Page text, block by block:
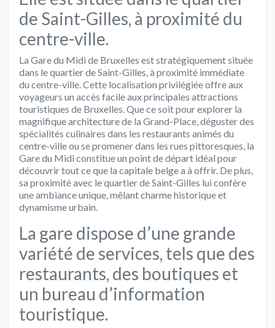
de Saint-Gilles, à proximité du
centre-ville.
La Gare du Midi de Bruxelles est stratégiquement située
dans le quartier de Saint-Gilles, à proximité immédiate
du centre-ville. Cette localisation privilégiée offre aux
voyageurs un accès facile aux principales attractions
touristiques de Bruxelles. Que ce soit pour explorer la
magnifique architecture de la Grand-Place, déguster des
spécialités culinaires dans les restaurants animés du
centre-ville ou se promener dans les rues pittoresques, la
Gare du Midi constitue un point de départ idéal pour
découvrir tout ce que la capitale belge a à offrir. De plus,
sa proximité avec le quartier de Saint-Gilles lui confère
une ambiance unique, mêlant charme historique et
dynamisme urbain.
La gare dispose d’une grande
variété de services, tels que des
restaurants, des boutiques et
un bureau d’information
touristique.